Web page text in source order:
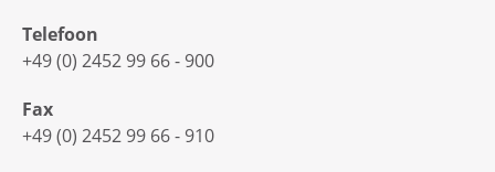
Telefoon
+49 (0) 2452 99 66 - 900
Fax
+49 (0) 2452 99 66 - 910